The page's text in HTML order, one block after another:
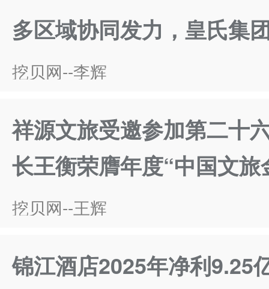
多区域协同发力，皇氏集
挖贝网--李辉
祥源文旅受邀参加第二十
长王衡荣膺年度“中国文旅
挖贝网--王辉
锦江酒店2025年净利9.25